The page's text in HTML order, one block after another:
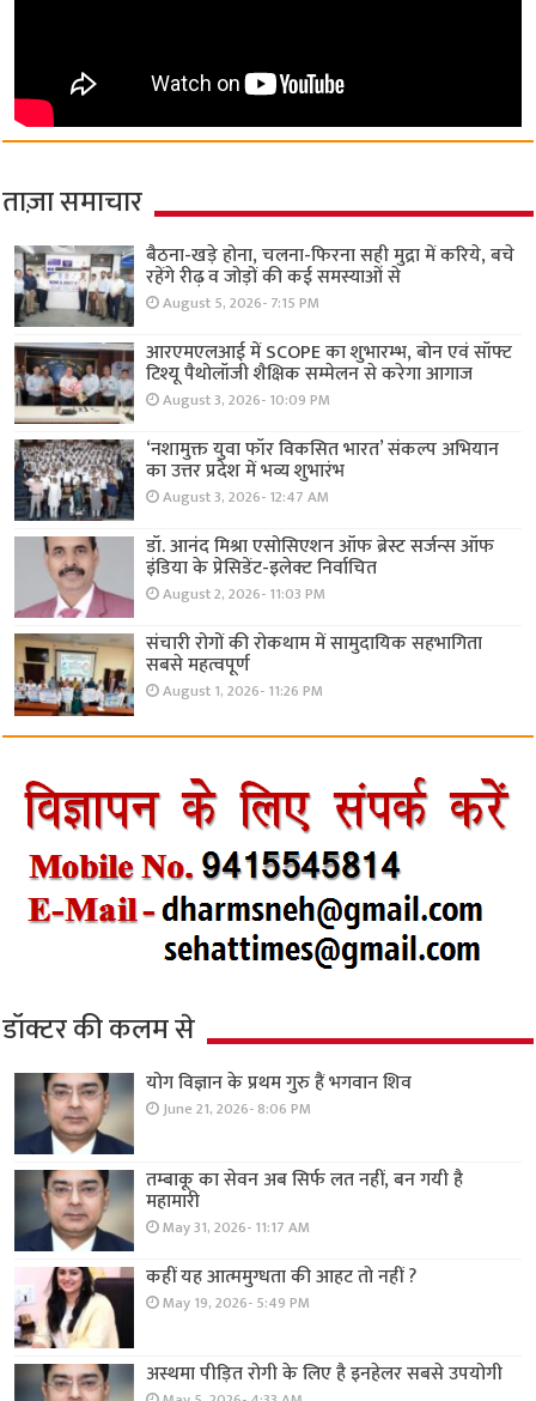
ताज़ा समाचार
बैठना-खड़े होना, चलना-फिरना सही मुद्रा में करिये, बचे
रहेंगे रीढ़ व जोड़ों की कई समस्याओं से
August 5, 2026- 7:15 PM
आरएमएलआई में SCOPE का शुभारम्भ, बोन एवं सॉफ्ट
टिश्यू पैथोलॉजी शैक्षिक सम्मेलन से करेगा आगाज
August 3, 2026- 10:09 PM
‘नशामुक्त युवा फॉर विकसित भारत’ संकल्प अभियान
का उत्तर प्रदेश में भव्य शुभारंभ
August 3, 2026- 12:47 AM
डॉ. आनंद मिश्रा एसोसिएशन ऑफ ब्रेस्ट सर्जन्स ऑफ
इंडिया के प्रेसिडेंट-इलेक्ट निर्वाचित
August 2, 2026- 11:03 PM
संचारी रोगों की रोकथाम में सामुदायिक सहभागिता
सबसे महत्वपूर्ण
August 1, 2026- 11:26 PM
डॉक्टर की कलम से
योग विज्ञान के प्रथम गुरु हैं भगवान शिव
June 21, 2026- 8:06 PM
तम्बाकू का सेवन अब सिर्फ लत नहीं, बन गयी है
महामारी
May 31, 2026- 11:17 AM
कहीं यह आत्ममुग्धता की आहट तो नहीं ?
May 19, 2026- 5:49 PM
अस्थमा पीड़ित रोगी के लिए है इनहेलर सबसे उपयोगी